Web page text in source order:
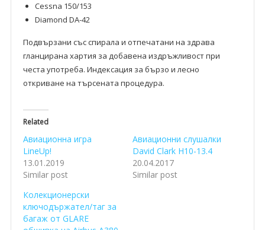
Cessna 150/153
Diamond DA-42
Подвързани със спирала и отпечатани на здрава
гланцирана хартия за добавена издръжливост при
честа употреба. Индексация за бързо и лесно
откриване на търсената процедура.
Related
Авиационна игра
LineUp!
13.01.2019
Similar post
Авиационни слушалки
David Clark H10-13.4
20.04.2017
Similar post
Колекционерски
ключодържател/таг за
багаж от GLARE